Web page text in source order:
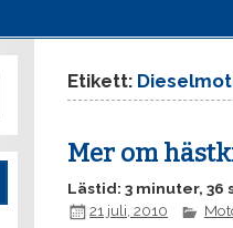
Etikett:
Mer om
Lästid: 3 minuter, 36
21 juli, 2010